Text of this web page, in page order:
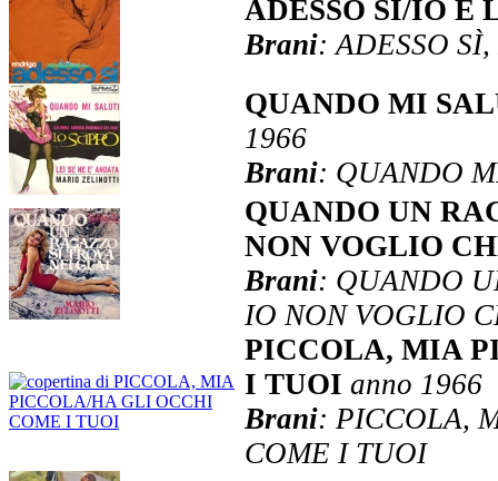
ADESSO SÌ/IO
Brani: ADESSO
QUANDO MI
1966
Brani: QUANDO
QUANDO UN
NON VOGLIO
Brani: QUANDO
IO NON VOGLIO
PICCOLA, MIA
I TUOI anno 1966
Brani: PICCOLA,
COME I TUOI